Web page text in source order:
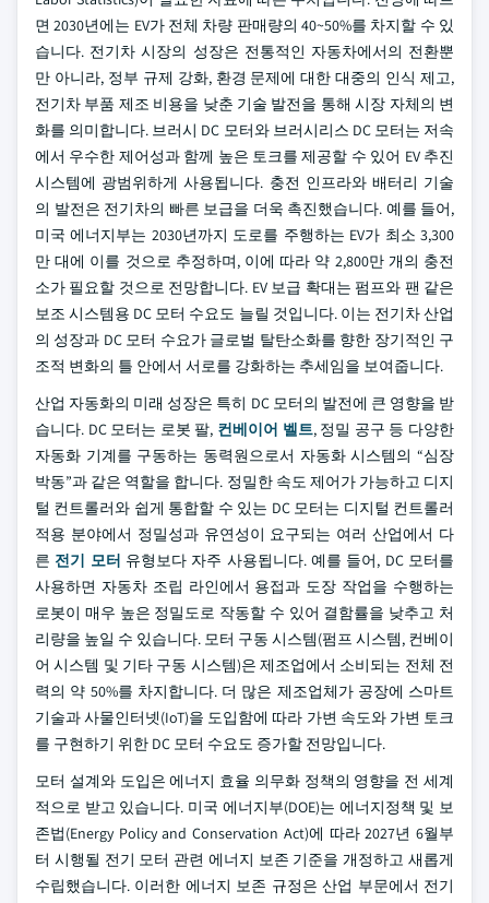
면 2030년에는 EV가 전체 차량 판매량의 40~50%를 차지할 수 있
습니다. 전기차 시장의 성장은 전통적인 자동차에서의 전환뿐
만 아니라, 정부 규제 강화, 환경 문제에 대한 대중의 인식 제고,
전기차 부품 제조 비용을 낮춘 기술 발전을 통해 시장 자체의 변
화를 의미합니다. 브러시 DC 모터와 브러시리스 DC 모터는 저속
에서 우수한 제어성과 함께 높은 토크를 제공할 수 있어 EV 추진
시스템에 광범위하게 사용됩니다. 충전 인프라와 배터리 기술
의 발전은 전기차의 빠른 보급을 더욱 촉진했습니다. 예를 들어,
미국 에너지부는 2030년까지 도로를 주행하는 EV가 최소 3,300
만 대에 이를 것으로 추정하며, 이에 따라 약 2,800만 개의 충전
소가 필요할 것으로 전망합니다. EV 보급 확대는 펌프와 팬 같은
보조 시스템용 DC 모터 수요도 늘릴 것입니다. 이는 전기차 산업
의 성장과 DC 모터 수요가 글로벌 탈탄소화를 향한 장기적인 구
조적 변화의 틀 안에서 서로를 강화하는 추세임을 보여줍니다.
산업 자동화의 미래 성장은 특히 DC 모터의 발전에 큰 영향을 받
습니다. DC 모터는 로봇 팔, 컨베이어 벨트, 정밀 공구 등 다양한
자동화 기계를 구동하는 동력원으로서 자동화 시스템의 “심장
박동”과 같은 역할을 합니다. 정밀한 속도 제어가 가능하고 디지
털 컨트롤러와 쉽게 통합할 수 있는 DC 모터는 디지털 컨트롤러
적용 분야에서 정밀성과 유연성이 요구되는 여러 산업에서 다
른 전기 모터 유형보다 자주 사용됩니다. 예를 들어, DC 모터를
사용하면 자동차 조립 라인에서 용접과 도장 작업을 수행하는
로봇이 매우 높은 정밀도로 작동할 수 있어 결함률을 낮추고 처
리량을 높일 수 있습니다. 모터 구동 시스템(펌프 시스템, 컨베이
어 시스템 및 기타 구동 시스템)은 제조업에서 소비되는 전체 전
력의 약 50%를 차지합니다. 더 많은 제조업체가 공장에 스마트
기술과 사물인터넷(IoT)을 도입함에 따라 가변 속도와 가변 토크
를 구현하기 위한 DC 모터 수요도 증가할 전망입니다.
모터 설계와 도입은 에너지 효율 의무화 정책의 영향을 전 세계
적으로 받고 있습니다. 미국 에너지부(DOE)는 에너지정책 및 보
존법(Energy Policy and Conservation Act)에 따라 2027년 6월부
터 시행될 전기 모터 관련 에너지 보존 기준을 개정하고 새롭게
수립했습니다. 이러한 에너지 보존 규정은 산업 부문에서 전기